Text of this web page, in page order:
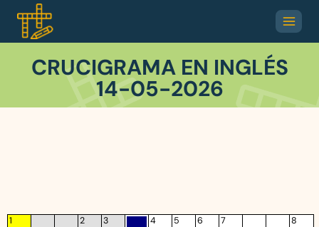
CRUCIGRAMA EN INGLÉS
14-05-2026
1 2 3 4 5 6 7 8